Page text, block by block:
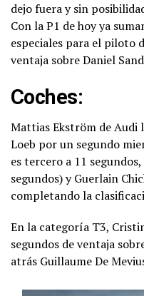
dejo fuera y sin
Con la P1 de hoy ya
especiales para el piloto
ventaja sobre Daniel
Coches:
Mattias Ekström de Audi
Loeb por un segundo
es tercero a 11
segundos) y Guerlain
completando la
En la categoría T3,
segundos de ventaja
atrás Guillaume De